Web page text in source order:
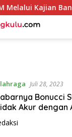
Kajian Bank
Juli 28, 2023
Bonucci
Akur dengan